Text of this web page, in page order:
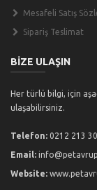
Mesafeli Satış
Sipariş Teslimat
BİZE ULAŞIN
Her türlü bilgi, için
ulaşabilirsiniz.
Telefon: 0212 213 30
Email:
Website: